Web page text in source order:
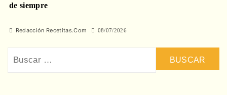
de siempre
Redacción Recetitas.Com 08/07/2026